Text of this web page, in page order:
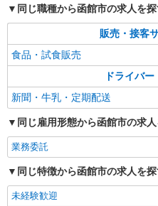
同じ職種から函館市の求人を
販売・接客
食品・試食販売
ドライバ
新聞・牛乳・定期配送
同じ雇用形態から函館市の求
業務委託
同じ特徴から函館市の求人を
未経験歓迎